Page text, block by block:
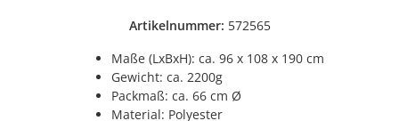
Artikelnummer: 572565
Maße (LxBxH): ca. 96 x 108 x 190 cm
Gewicht: ca. 2200g
Packmaß: ca. 66 cm Ø
Material: Polyester